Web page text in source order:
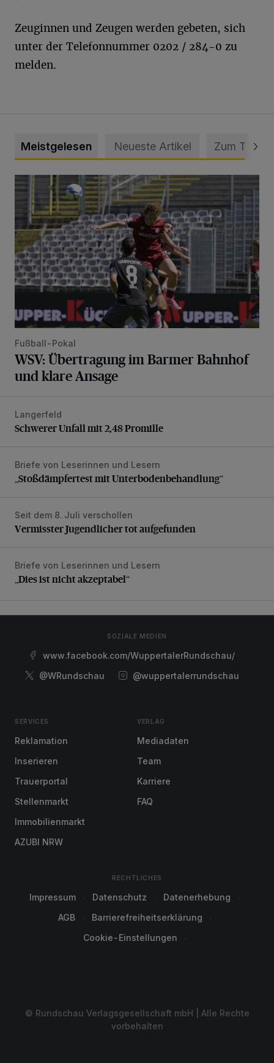
Zeuginnen und Zeugen werden gebeten, sich
unter der Telefonnummer 0202 / 284-0 zu
melden.
Meistgelesen Neueste Artikel Zum Thema
WSV: Übertragung im Barmer Bahnhof und klare Ansage
Fußball-Pokal
WSV: Übertragung im Barmer Bahnhof
und klare Ansage
Schwerer Unfall mit 2,48 Promille
Langerfeld
Schwerer Unfall mit 2,48 Promille
„Stoßdämpfertest mit Unterbodenbehandlung“
Briefe von Leserinnen und Lesern
„Stoßdämpfertest mit Unterbodenbehandlung“
Vermisster Jugendlicher tot aufgefunden
Seit dem 8. Juli verschollen
Vermisster Jugendlicher tot aufgefunden
„Dies ist nicht akzeptabel“
Briefe von Leserinnen und Lesern
„Dies ist nicht akzeptabel“
SOZIALE MEDIEN
www.facebook.com/WuppertalerRundschau/
@WRundschau
@wuppertalerrundschau
SERVICES
Reklamation
Inserieren
Trauerportal
Stellenmarkt
Immobilienmarkt
AZUBI NRW
VERLAG
Mediadaten
Team
Karriere
FAQ
RECHTLICHES
Impressum Datenschutz
Datenerhebung
AGB
Barrierefreiheitserklärung
Cookie-Einstellungen
© Rundschau Verlagsgesellschaft mbH | Alle Rechte
vorbehalten